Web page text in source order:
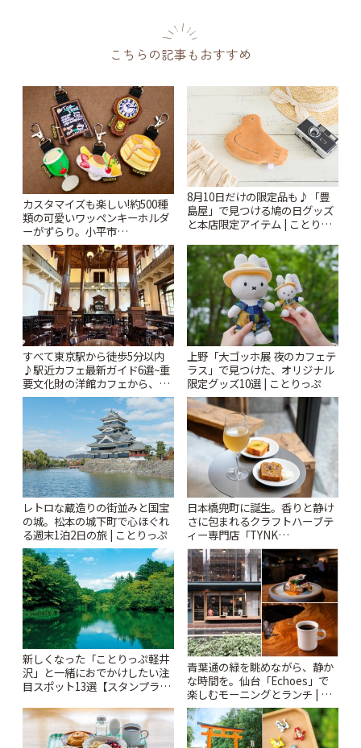
こちらの記事もおすすめ
カスタマイズも楽しい!約500種
類の可愛いワッペンキーホルダ
ーがずらり。小平市
「Kimamaya T&K」 | ことりっ
ぷ
8月10日だけの限定品も♪「豊
島屋」で見つける鳩の日グッズ
と本店限定アイテム | ことりっ
すべて東京駅から徒歩5分以内
♪駅近カフェ最新ガイド6選~重
要文化財の洋館カフェから、改
札すぐのレトロ喫茶まで~ | こと
上野「大ゴッホ展 夜のカフェテ
ラス」で見つけた、オリジナル
限定グッズ10選 | ことりっぷ
レトロな蔵造りの街並みと国宝
の城。松本の城下町で心ほぐれ
る週末1泊2日の旅 | ことりっぷ
日本橋兜町に誕生。香りと静け
さに包まれるクラフトハーブテ
ィー専門店「TYNK
Kabutocho」 | ことりっぷ
新しくなった「ことりっぷ軽井
沢」と一緒におでかけしたい注
目スポット13選【スタンプラリ
青葉通の緑を眺めながら、静か
な時間を。仙台「Echoes」で
楽しむモーニングとランチ | こ
とりっぷ